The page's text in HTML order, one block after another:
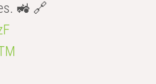
🚜 🔗